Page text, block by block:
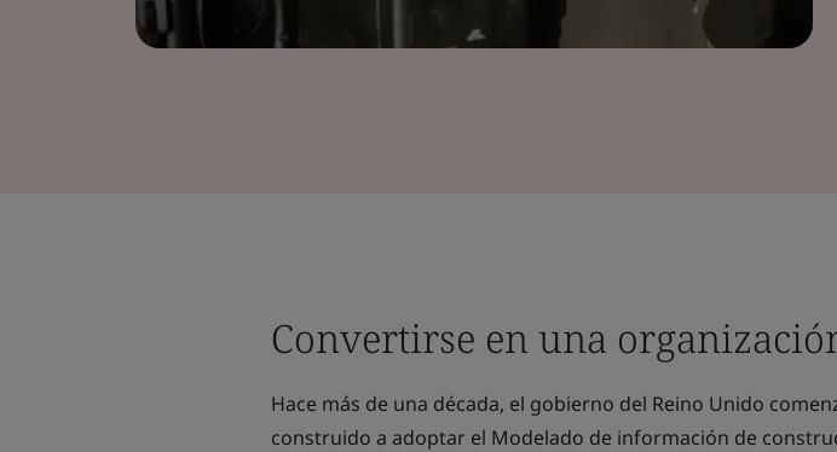
Convertirse en una
Hace más de una década, el gobierno del Reino Unido
construido a adoptar el Modelado de información de